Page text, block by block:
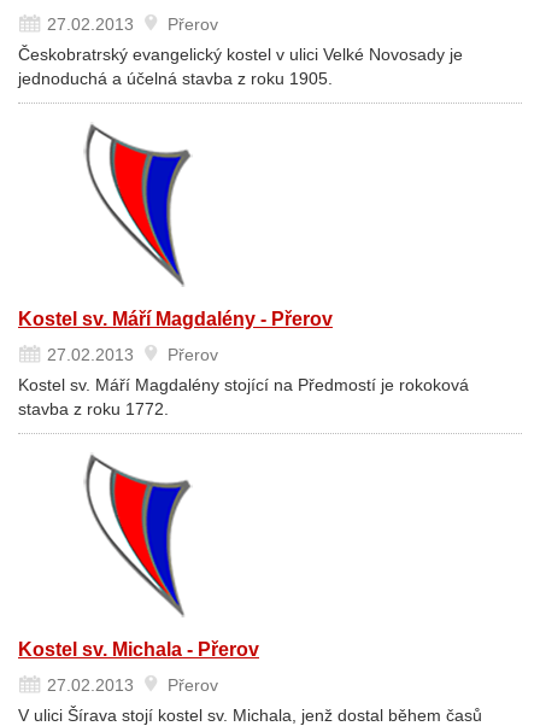
27.02.2013
Přerov
Českobratrský evangelický kostel v ulici Velké Novosady je
jednoduchá a účelná stavba z roku 1905.
Kostel sv. Máří Magdalény - Přerov
27.02.2013
Přerov
Kostel sv. Máří Magdalény stojící na Předmostí je rokoková
stavba z roku 1772.
Kostel sv. Michala - Přerov
27.02.2013
Přerov
V ulici Šírava stojí kostel sv. Michala, jenž dostal během časů